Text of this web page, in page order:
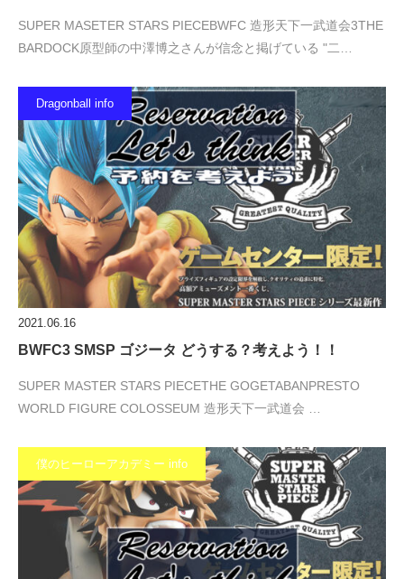
SUPER MASETER STARS PIECEBWFC 造形天下一武道会3THE
BARDOCK原型師の中澤博之さんが信念と掲げている "二…
Dragonball info
2021.06.16
BWFC3 SMSP ゴジータ どうする？考えよう！！
SUPER MASTER STARS PIECETHE GOGETABANPRESTO
WORLD FIGURE COLOSSEUM 造形天下一武道会 …
僕のヒーローアカデミー info